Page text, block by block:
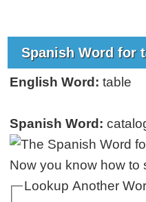
Spanish Word for
English Word: table
Spanish Word:
Now you know how to
Lookup Another